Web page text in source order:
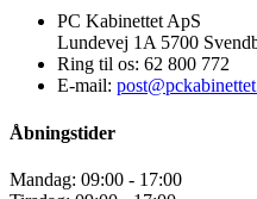
PC Kabinettet ApS
Lundevej 1A 5700
Ring til os: 62 800 772
E-mail:
Åbningstider
Mandag: 09:00 - 17:00